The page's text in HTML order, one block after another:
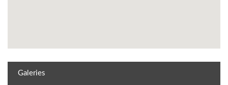
Galeries